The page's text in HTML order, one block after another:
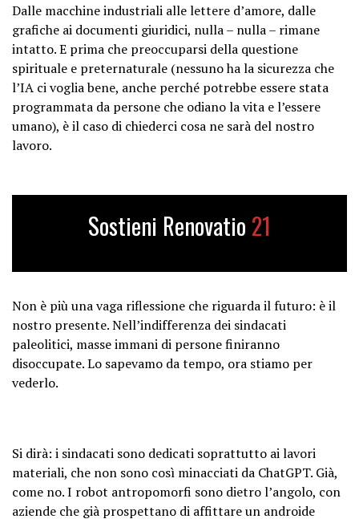
Dalle macchine industriali alle lettere d’amore, dalle
grafiche ai documenti giuridici, nulla – nulla – rimane
intatto. E prima che preoccuparsi della questione
spirituale e preternaturale (nessuno ha la sicurezza che
l’IA ci voglia bene, anche perché potrebbe essere stata
programmata da persone che odiano la vita e l’essere
umano), è il caso di chiederci cosa ne sarà del nostro
lavoro.
Sostieni Renovatio 21
Non è più una vaga riflessione che riguarda il futuro: è il
nostro presente. Nell’indifferenza dei sindacati
paleolitici, masse immani di persone finiranno
disoccupate. Lo sapevamo da tempo, ora stiamo per
vederlo.
Si dirà: i sindacati sono dedicati soprattutto ai lavori
materiali, che non sono così minacciati da ChatGPT. Già,
come no. I robot antropomorfi sono dietro l’angolo, con
aziende che già prospettano di affittare un androide